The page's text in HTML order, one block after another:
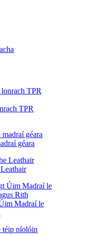
TPR
géara
Madraí le